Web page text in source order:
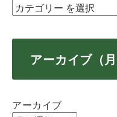
アーカイブ（月
アーカイブ